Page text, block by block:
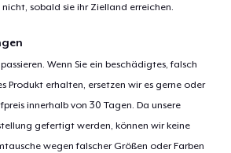
sobald sie ihr Zielland erreichen.
Wenn Sie ein beschädigtes, falsch
Produkt erhalten, ersetzen wir es gerne oder
innerhalb von 30 Tagen. Da unsere
gefertigt werden, können wir keine
wegen falscher Größen oder Farben